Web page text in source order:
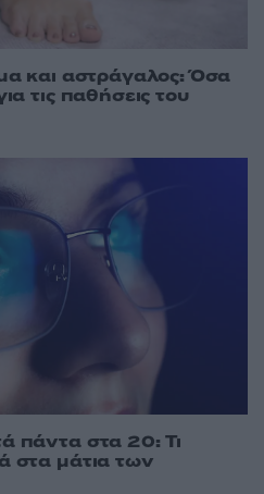
και αστράγαλος: Όσα
τις παθήσεις του
πάντα στα 20: Τι
στα μάτια των